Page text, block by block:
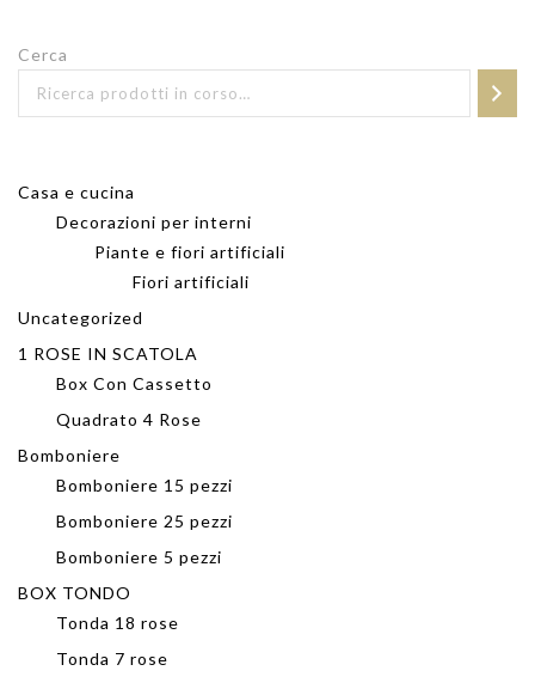
Cerca
Casa e cucina
Decorazioni per interni
Piante e fiori artificiali
Fiori artificiali
Uncategorized
1 ROSE IN SCATOLA
Box Con Cassetto
Quadrato 4 Rose
Bomboniere
Bomboniere 15 pezzi
Bomboniere 25 pezzi
Bomboniere 5 pezzi
BOX TONDO
Tonda 18 rose
Tonda 7 rose